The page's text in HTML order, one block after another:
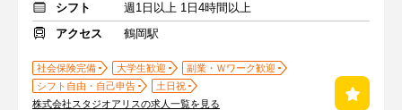
シフト
週1日以上 1日4時間以上
アクセス
鶴岡駅
社会保険完備 大学生歓迎
副業・Ｗワーク歓迎
シフト自由・自己申告
土日祝
株式会社スタジオアリスの求人一覧を見る